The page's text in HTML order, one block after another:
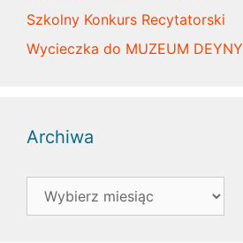
Szkolny Konkurs Recytatorski
Wycieczka do MUZEUM DEYNY
Archiwa
Archiwa